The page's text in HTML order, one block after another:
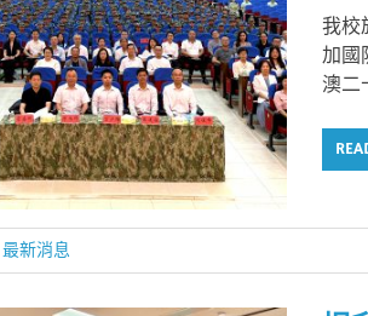
我校
加國
澳二
最新消息